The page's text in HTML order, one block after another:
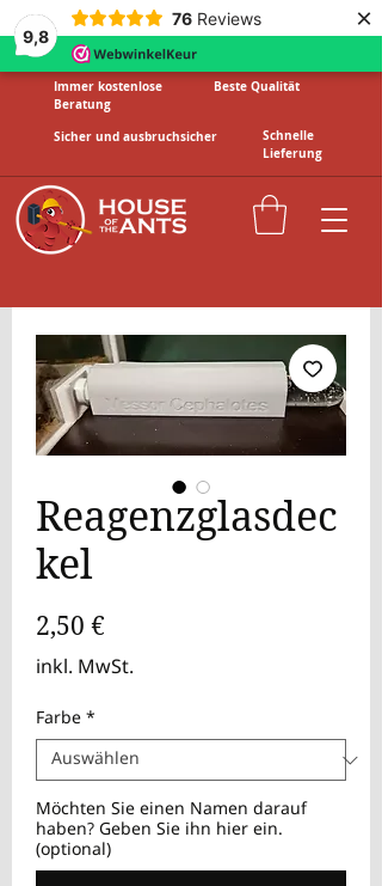
9,8
76 Reviews ×
Immer kostenlose
Beratung
Beste Qualität
Sicher und ausbruchsicher
Schnelle
Lieferung
Reagenzglasdec
kel
2,50 €
inkl. MwSt.
Farbe*
Möchten Sie einen Namen darauf
haben? Geben Sie ihn hier ein.
(optional)